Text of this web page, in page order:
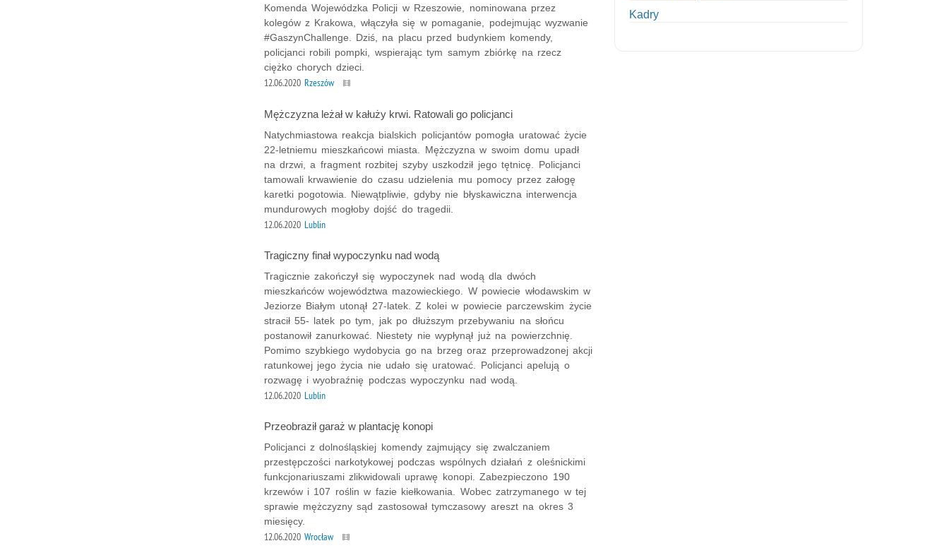
Komenda Wojewódzka Policji w Rzeszowie, nominowana przez
kolegów z Krakowa, włączyła się w pomaganie, podejmując wyzwanie
#GaszynChallenge. Dziś, na placu przed budynkiem komendy,
policjanci robili pompki, wspierając tym samym zbiórkę na rzecz
ciężko chorych dzieci.
12.06.2020 Rzeszów
Mężczyzna leżał w kałuży krwi. Ratowali go policjanci
Natychmiastowa reakcja bialskich policjantów pomogła uratować życie
22-letniemu mieszkańcowi miasta. Mężczyzna w swoim domu upadł
na drzwi, a fragment rozbitej szyby uszkodził jego tętnicę. Policjanci
tamowali krwawienie do czasu udzielenia mu pomocy przez załogę
karetki pogotowia. Niewątpliwie, gdyby nie błyskawiczna interwencja
mundurowych mogłoby dojść do tragedii.
12.06.2020 Lublin
Tragiczny finał wypoczynku nad wodą
Tragicznie zakończył się wypoczynek nad wodą dla dwóch
mieszkańców województwa mazowieckiego. W powiecie włodawskim w
Jeziorze Białym utonął 27-latek. Z kolei w powiecie parczewskim życie
stracił 55- latek po tym, jak po dłuższym przebywaniu na słońcu
postanowił zanurkować. Niestety nie wypłynął już na powierzchnię.
Pomimo szybkiego wydobycia go na brzeg oraz przeprowadzonej akcji
ratunkowej jego życia nie udało się uratować. Policjanci apelują o
rozwagę i wyobraźnię podczas wypoczynku nad wodą.
12.06.2020 Lublin
Przeobraził garaż w plantację konopi
Policjanci z dolnośląskiej komendy zajmujący się zwalczaniem
przestępczości narkotykowej podczas wspólnych działań z oleśnickimi
funkcjonariuszami zlikwidowali uprawę konopi. Zabezpieczono 190
krzewów i 107 roślin w fazie kiełkowania. Wobec zatrzymanego w tej
sprawie mężczyzny sąd zastosował tymczasowy areszt na okres 3
miesięcy.
12.06.2020 Wrocław
Kadry